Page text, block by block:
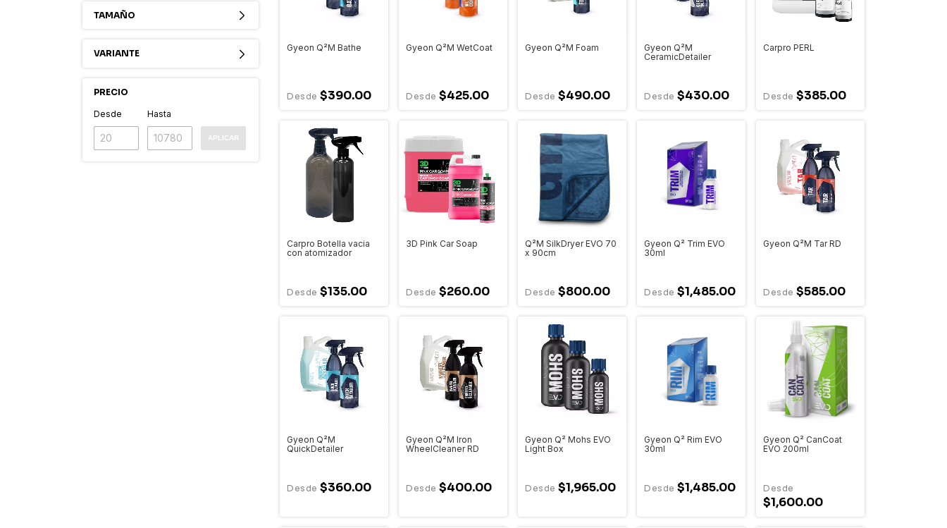
TAMAÑO
VARIANTE
PRECIO
Desde Hasta
APLICAR
Gyeon Q²M Bathe
$390.00
Gyeon Q²M WetCoat
$425.00
Gyeon Q²M Foam
$490.00
Gyeon Q²M
CeramicDetailer
$430.00
Carpro PERL
$385.00
Carpro Botella vacia
con atomizador
$135.00
3D Pink Car Soap
$260.00
Q²M SilkDryer EVO 70
x 90cm
$800.00
Gyeon Q² Trim EVO
30ml
$1,485.00
Gyeon Q²M Tar RD
$585.00
Gyeon Q²M
QuickDetailer
$360.00
Gyeon Q²M Iron
WheelCleaner RD
$400.00
Gyeon Q² Mohs EVO
Light Box
$1,965.00
Gyeon Q² Rim EVO
30ml
$1,485.00
Gyeon Q² CanCoat
EVO 200ml
$1,600.00